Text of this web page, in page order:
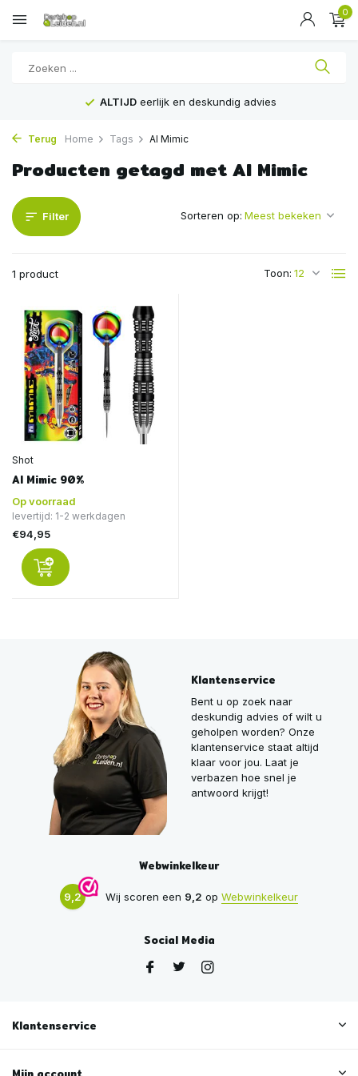
0
ALTIJD eerlijk en deskundig advies
Terug Home Tags AI Mimic
Producten getagd met AI Mimic
Filter
1 product Toon:
Sorteren op:
Shot
AI Mimic 90%
Op voorraad
levertijd: 1-2 werkdagen
€94,95
Klantenservice
Bent u op zoek naar
deskundig advies of wilt u
geholpen worden? Onze
klantenservice staat altijd
klaar voor jou. Laat je
verbazen hoe snel je
antwoord krijgt!
Webwinkelkeur
9,2 Wij scoren een 9,2 op Webwinkelkeur
Social Media
Klantenservice